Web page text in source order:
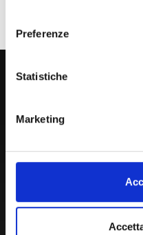
Preferenze
Statistiche
Marketing
Portale Amministrazione